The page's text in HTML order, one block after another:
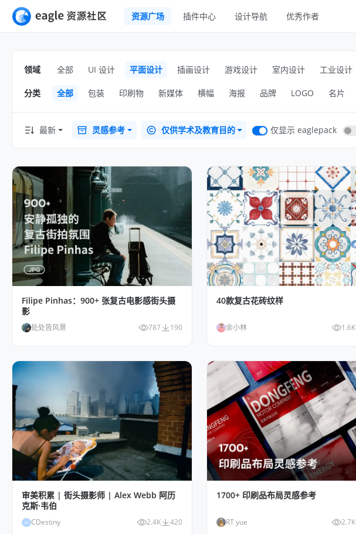
资源广场
平面设计
插画设计
游戏设计
工业设计
移动 UI
网页 UI
H5
横幅
图标
UI Kits
样机
字体
插件中心 设计导航 优秀作者
领域 全部 UI 设计 平面设计 插画设计 游戏设计 室内设计 工业设计
分类 全部 包装 印刷物 新媒体 横幅 海报 品牌 LOGO 名片
最新 灵感参考 仅供学术及教育目的 仅显示 eaglepack
Filipe Pinhas：900+ 张复古电影感街头摄
影
处处皆风景 787 190
40款复古花砖纹样
余小林 1.6K
审美积累 | 街头摄影师 | Alex Webb 阿历
克斯·韦伯
CD CDestiny 2.4K 420
1700+ 印刷品布局灵感参考
RT yue 2.7K